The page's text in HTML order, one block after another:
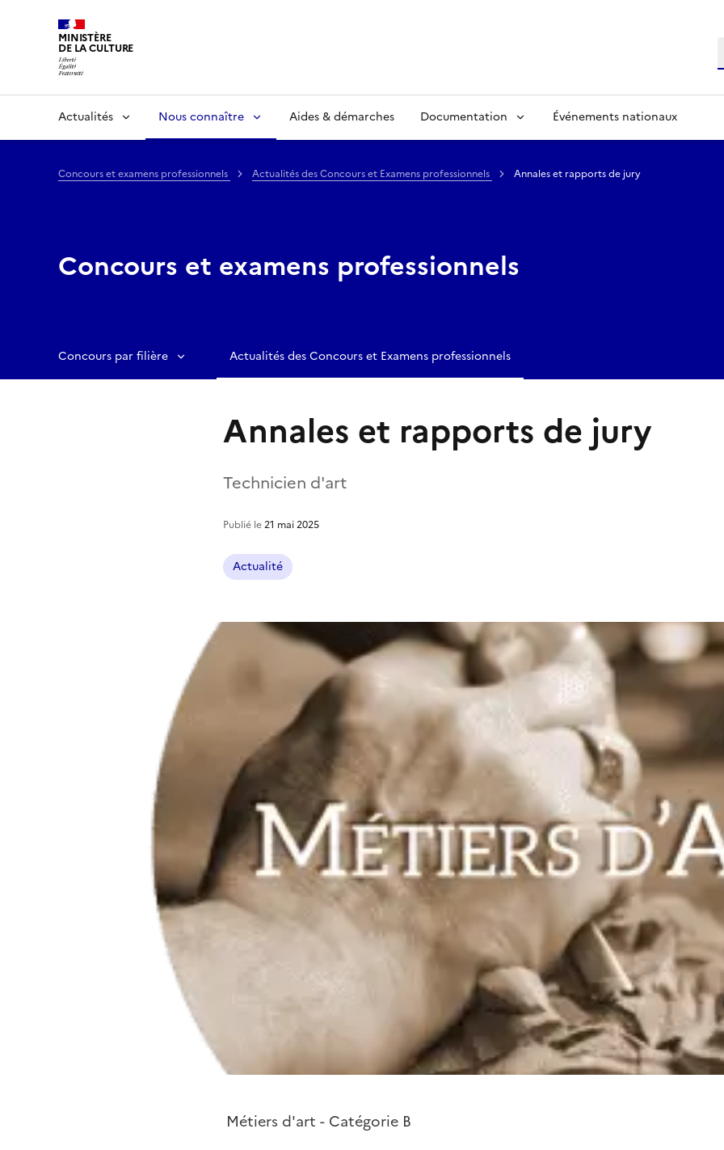
MINISTÈRE
DE LA CULTURE
Actualités Nous connaître Aides & démarches Documentation Événements nationaux
Concours et examens professionnels Actualités des Concours et Examens professionnels Annales et rapports de jury
Concours et examens professionnels
Concours par filière Actualités des Concours et Examens professionnels
Annales et rapports de jury
Technicien d'art
Publié le21 mai 2025
Actualité
Métiers d'art - Catégorie B